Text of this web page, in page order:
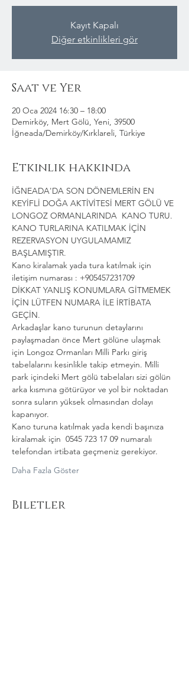
Kayıt Kapalı
Diğer etkinlikleri gör
Saat ve Yer
20 Oca 2024 16:30 – 18:00
Demirköy, Mert Gölü, Yeni, 39500
İğneada/Demirköy/Kırklareli, Türkiye
Etkinlik hakkında
İĞNEADA'DA SON DÖNEMLERİN EN
KEYİFLİ DOĞA AKTİVİTESİ MERT GÖLÜ VE
LONGOZ ORMANLARINDA  KANO TURU.
KANO TURLARINA KATILMAK İÇİN
REZERVASYON UYGULAMAMIZ
BAŞLAMIŞTIR.
Kano kiralamak yada tura katılmak için
iletişim numarası : +905457231709
DİKKAT YANLIŞ KONUMLARA GİTMEMEK
İÇİN LÜTFEN NUMARA İLE İRTİBATA
GEÇİN.
Arkadaşlar kano turunun detaylarını
paylaşmadan önce Mert gölüne ulaşmak
için Longoz Ormanları Milli Parkı giriş
tabelalarını kesinlikle takip etmeyin. Milli
park içindeki Mert gölü tabelaları sizi gölün
arka kısmına götürüyor ve yol bir noktadan
sonra suların yüksek olmasından dolayı
kapanıyor.
Kano turuna katılmak yada kendi başınıza
kiralamak için  0545 723 17 09 numaralı
telefondan irtibata geçmeniz gerekiyor.
Daha Fazla Göster
Biletler